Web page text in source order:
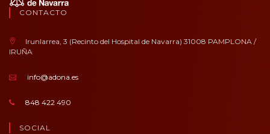
CONTACTO
Irunlarrea, 3 (Recinto del Hospital de Navarra) 31008 PAMPLONA /
IRUÑA
info@adona.es
848 422 490
SOCIAL